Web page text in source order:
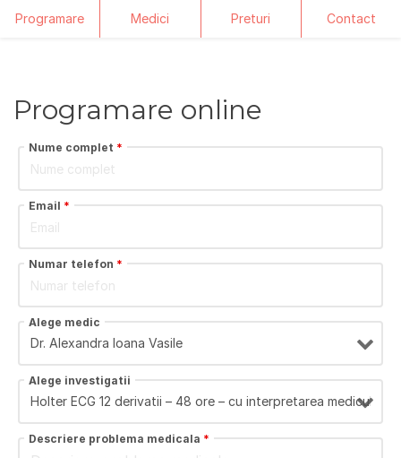
content
Programare Medici Preturi Contact
Programare online
Nume complet *
Email *
Numar telefon *
Alege medic
Alege investigatii
Descriere problema medicala *